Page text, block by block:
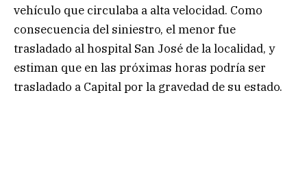
vehículo que circulaba a alta velocidad. Como
consecuencia del siniestro, el menor fue
trasladado al hospital San José de la localidad, y
estiman que en las próximas horas podría ser
trasladado a Capital por la gravedad de su estado.